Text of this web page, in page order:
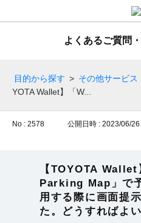
よくあるご質問
目的から探す > その他サービス
YOTA Wallet】「W...
No : 2578 公開日時 : 2023/06/
【TOYOTA
Parking Map」で
用する際に画面提
た。どうすればよ